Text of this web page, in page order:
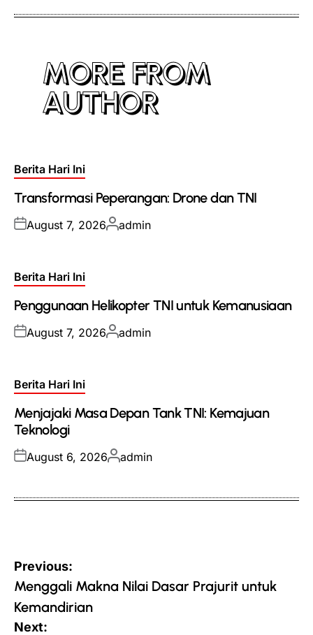
MORE FROM
AUTHOR
Posted
Berita Hari Ini
Transformasi Peperangan: Drone dan TNI
Posted
August 7, 2026Posted
admin
Posted
Berita Hari Ini
Penggunaan Helikopter TNI untuk Kemanusiaan
Posted
August 7, 2026Posted
admin
Posted
Berita Hari Ini
Menjajaki Masa Depan Tank TNI: Kemajuan
Teknologi
Posted
August 6, 2026Posted
admin
Post
navigation
Previous:
Menggali Makna Nilai Dasar Prajurit untuk
Kemandirian
Next: